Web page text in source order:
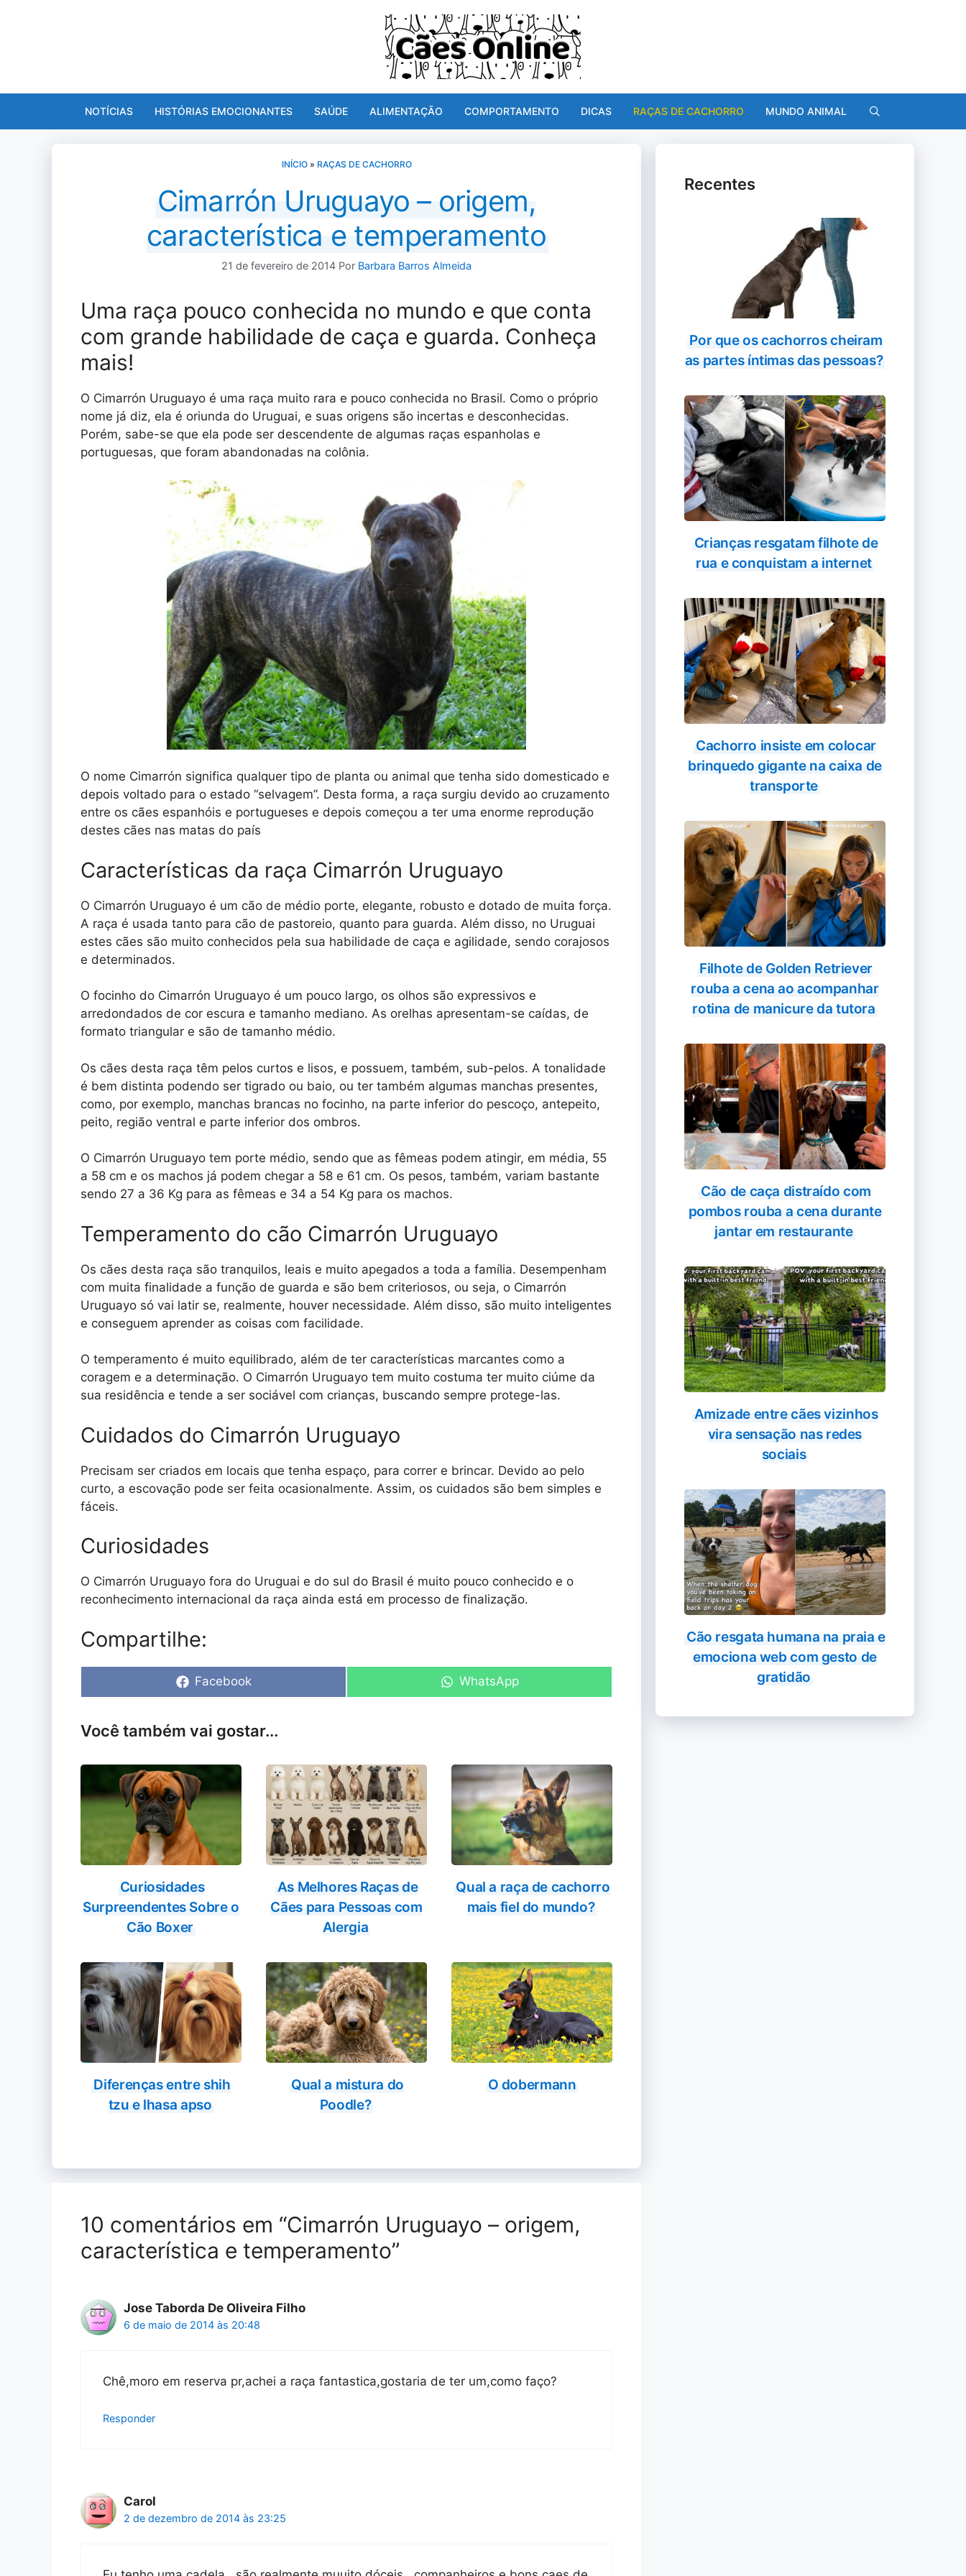
NOTÍCIAS HISTÓRIAS EMOCIONANTES SAÚDE ALIMENTAÇÃO COMPORTAMENTO DICAS RAÇAS DE CACHORRO MUNDO ANIMAL
INÍCIO» RAÇAS DE CACHORRO
Cimarrón Uruguayo – origem,
característica e temperamento
21 de fevereiro de 2014 Por Barbara Barros Almeida
Uma raça pouco conhecida no mundo e que conta
com grande habilidade de caça e guarda. Conheça
mais!
O Cimarrón Uruguayo é uma raça muito rara e pouco conhecida no Brasil. Como o próprio
nome já diz, ela é oriunda do Uruguai, e suas origens são incertas e desconhecidas.
Porém, sabe-se que ela pode ser descendente de algumas raças espanholas e
portuguesas, que foram abandonadas na colônia.
O nome Cimarrón significa qualquer tipo de planta ou animal que tenha sido domesticado e
depois voltado para o estado “selvagem”. Desta forma, a raça surgiu devido ao cruzamento
entre os cães espanhóis e portugueses e depois começou a ter uma enorme reprodução
destes cães nas matas do país
Características da raça Cimarrón Uruguayo
O Cimarrón Uruguayo é um cão de médio porte, elegante, robusto e dotado de muita força.
A raça é usada tanto para cão de pastoreio, quanto para guarda. Além disso, no Uruguai
estes cães são muito conhecidos pela sua habilidade de caça e agilidade, sendo corajosos
e determinados.
O focinho do Cimarrón Uruguayo é um pouco largo, os olhos são expressivos e
arredondados de cor escura e tamanho mediano. As orelhas apresentam-se caídas, de
formato triangular e são de tamanho médio.
Os cães desta raça têm pelos curtos e lisos, e possuem, também, sub-pelos. A tonalidade
é bem distinta podendo ser tigrado ou baio, ou ter também algumas manchas presentes,
como, por exemplo, manchas brancas no focinho, na parte inferior do pescoço, antepeito,
peito, região ventral e parte inferior dos ombros.
O Cimarrón Uruguayo tem porte médio, sendo que as fêmeas podem atingir, em média, 55
a 58 cm e os machos já podem chegar a 58 e 61 cm. Os pesos, também, variam bastante
sendo 27 a 36 Kg para as fêmeas e 34 a 54 Kg para os machos.
Temperamento do cão Cimarrón Uruguayo
Os cães desta raça são tranquilos, leais e muito apegados a toda a família. Desempenham
com muita finalidade a função de guarda e são bem criteriosos, ou seja, o Cimarrón
Uruguayo só vai latir se, realmente, houver necessidade. Além disso, são muito inteligentes
e conseguem aprender as coisas com facilidade.
O temperamento é muito equilibrado, além de ter características marcantes como a
coragem e a determinação. O Cimarrón Uruguayo tem muito costuma ter muito ciúme da
sua residência e tende a ser sociável com crianças, buscando sempre protege-las.
Cuidados do Cimarrón Uruguayo
Precisam ser criados em locais que tenha espaço, para correr e brincar. Devido ao pelo
curto, a escovação pode ser feita ocasionalmente. Assim, os cuidados são bem simples e
fáceis.
Curiosidades
O Cimarrón Uruguayo fora do Uruguai e do sul do Brasil é muito pouco conhecido e o
reconhecimento internacional da raça ainda está em processo de finalização.
Compartilhe:
Share
Facebook
Share
WhatsApp
Você também vai gostar...
Curiosidades
Surpreendentes Sobre o
Cão Boxer
As Melhores Raças de
Cães para Pessoas com
Alergia
Qual a raça de cachorro
mais fiel do mundo?
Diferenças entre shih
tzu e lhasa apso
Qual a mistura do
Poodle?
O dobermann
10 comentários em “Cimarrón Uruguayo – origem,
característica e temperamento”
Jose Taborda De Oliveira Filho
6 de maio de 2014 às 20:48
Chê,moro em reserva pr,achei a raça fantastica,gostaria de ter um,como faço?
Responder
Carol
2 de dezembro de 2014 às 23:25
Recentes
Por que os cachorros cheiram
as partes íntimas das pessoas?
Crianças resgatam filhote de
rua e conquistam a internet
Cachorro insiste em colocar
brinquedo gigante na caixa de
transporte
Filhote de Golden Retriever
rouba a cena ao acompanhar
rotina de manicure da tutora
Cão de caça distraído com
pombos rouba a cena durante
jantar em restaurante
Amizade entre cães vizinhos
vira sensação nas redes
sociais
Cão resgata humana na praia e
emociona web com gesto de
gratidão